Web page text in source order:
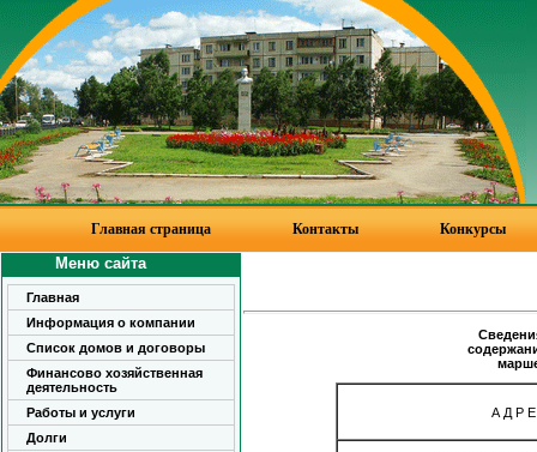
Главная страница Контакты Конкурсы
Меню сайта
Главная
Информация о компании
Список домов и договоры
Финансово хозяйственная
деятельность
Работы и услуги
Долги
А Д Р